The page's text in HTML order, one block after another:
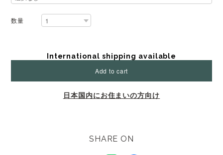
数量
International shipping available
Add to cart
日本国内にお住まいの方向け
SHARE ON